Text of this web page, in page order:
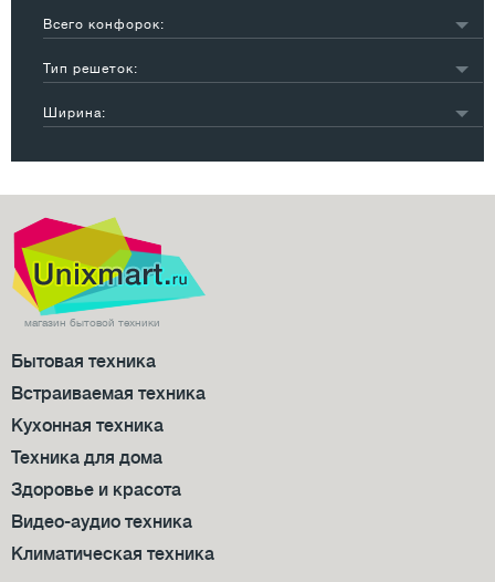
нержавеющая сталь
закаленное стекло
белый
16
бежевый
другой
Всего конфорок:
2
6
3
3
5
3
Тип решеток:
чугун
48
Ширина:
55-60 см
30
61-69 см
70-90 см
4
магазин бытовой техники
Бытовая техника
Встраиваемая техника
Кухонная техника
Техника для дома
Здоровье и красота
Видео-аудио техника
Климатическая техника